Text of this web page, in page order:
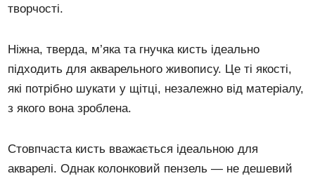
творчості.
Ніжна, тверда, м’яка та гнучка кисть ідеально
підходить для акварельного живопису. Це ті якості,
які потрібно шукати у щітці, незалежно від матеріалу,
з якого вона зроблена.
Стовпчаста кисть вважається ідеальною для
акварелі. Однак колонковий пензель — не дешевий